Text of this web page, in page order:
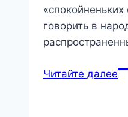
говорить в
Читайте далее